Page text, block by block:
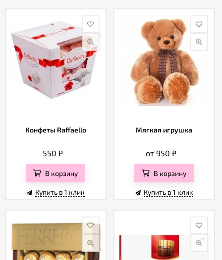
Конфеты Raffaello
550 ₽
В корзину
Купить в 1 клик
Мягкая игрушка
от 950₽
В корзину
Купить в 1 клик